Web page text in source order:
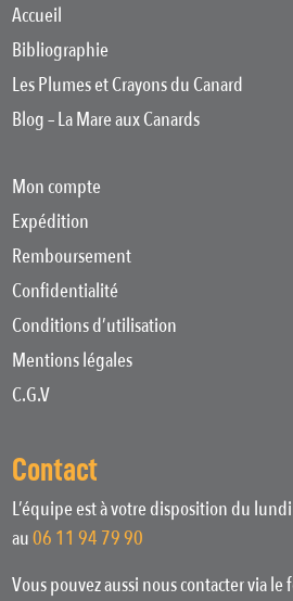
Accueil
Bibliographie
Les Plumes et Crayons du Canard
Blog – La Mare aux Canards
Mon compte
Expédition
Remboursement
Confidentialité
Conditions d’utilisation
Mentions légales
C.G.V
Contact
L’équipe est à votre disposition du
au06 11 94 79 90
Vous pouvez aussi nous contacter via